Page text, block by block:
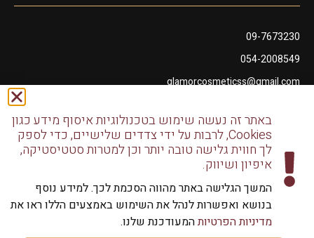
09-7673230
054-2008549
glamorcosmeticss@gmail.com
דודו דותן 10, נתניה
כל הזכויות שמורות לגלמור שיווק מוצרי שיער | שיווק למספרות
וליחידים
באתר זה נעשה שימוש בטכנולוגיות איסוף מידע כגון
Cookies, לרבות על ידי צדדים שלישיים, כדי לספק
לך חווית גלישה טובה יותר וכן למטרות סטטיסטיקה,
איפיון ושיווק.
המשך הגלישה באתר מהווה הסכמת לכך. למידע נוסף
בנושא ואפשרות לנהל את השימוש באמצעים הללו ראו את
מדיניות הפרטיותהמעודכנת שלנו.